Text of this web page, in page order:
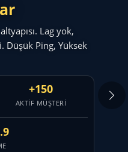
Lag yok,
Düşük Ping, Yüksek
+150
AKTIF MÜŞTERI